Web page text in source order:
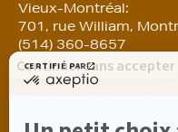
Vieux-Montréal:
701, rue William,
(514) 360-8657
Plateau:
1233 Mont-Royal Ave